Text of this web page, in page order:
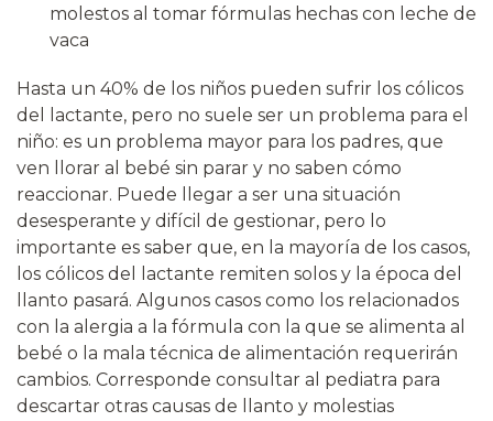
molestos al tomar fórmulas hechas con leche de
vaca
Hasta un 40% de los niños pueden sufrir los cólicos
del lactante, pero no suele ser un problema para el
niño: es un problema mayor para los padres, que
ven llorar al bebé sin parar y no saben cómo
reaccionar. Puede llegar a ser una situación
desesperante y difícil de gestionar, pero lo
importante es saber que, en la mayoría de los casos,
los cólicos del lactante remiten solos y la época del
llanto pasará. Algunos casos como los relacionados
con la alergia a la fórmula con la que se alimenta al
bebé o la mala técnica de alimentación requerirán
cambios. Corresponde consultar al pediatra para
descartar otras causas de llanto y molestias